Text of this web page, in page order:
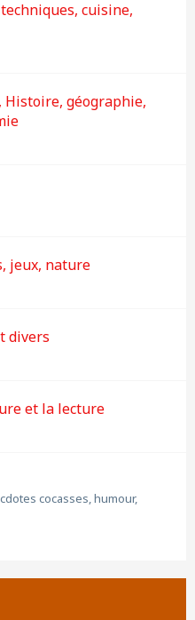
cuisine,
Histoire, géographie,
jeux, nature
divers
et la lecture
cocasses, humour,